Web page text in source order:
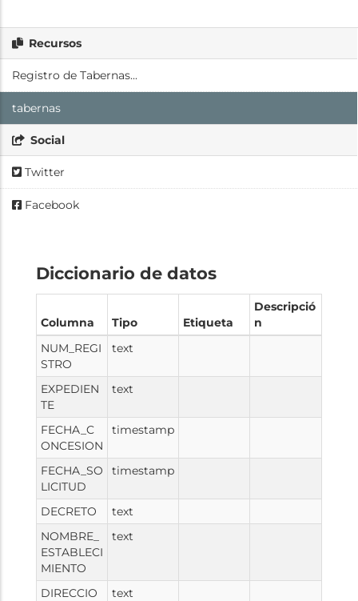
Recursos
Registro de Tabernas...
tabernas
Social
Twitter
Facebook
Diccionario de datos
Columna Tipo Etiqueta
Descripció
n
NUM_REGI
STRO
text
EXPEDIEN
TE
text
FECHA_C
ONCESION
timestamp
FECHA_SO
LICITUD
timestamp
DECRETO
text
NOMBRE_
ESTABLECI
MIENTO
text
DIRECCIO
text